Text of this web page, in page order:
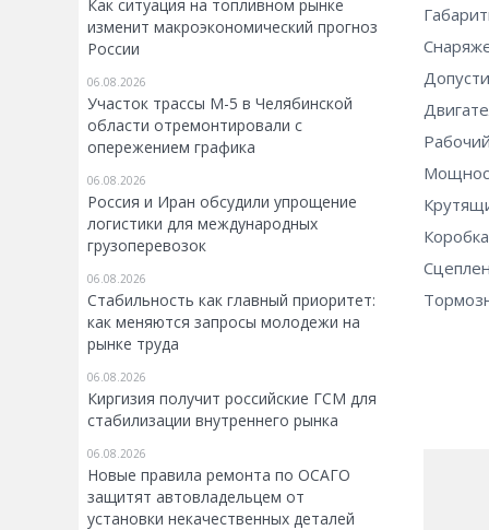
Как ситуация на топливном рынке
изменит макроэкономический прогноз
России
06.08.2026
Участок трассы М-5 в Челябинской
области отремонтировали с
опережением графика
06.08.2026
Россия и Иран обсудили упрощение
логистики для международных
грузоперевозок
06.08.2026
Стабильность как главный приоритет:
как меняются запросы молодежи на
рынке труда
06.08.2026
Киргизия получит российские ГСМ для
стабилизации внутреннего рынка
06.08.2026
Новые правила ремонта по ОСАГО
защитят автовладельцем от
установки некачественных деталей